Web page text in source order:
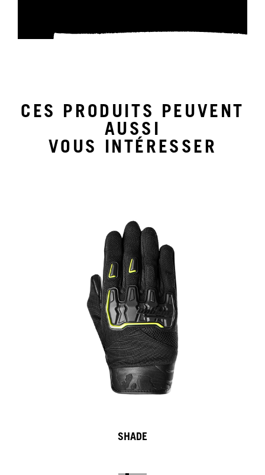
CES PRODUITS PEUVENT
AUSSI
VOUS INTÉRESSER
SHADE